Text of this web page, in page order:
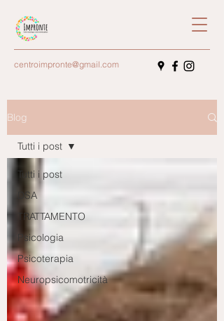
centroimpronte@gmail.com
Blog
Tutti i post
DSA
TRATTAMENTO
Psicologia
Psicoterapia
Neuropsicomotricità
Tutti i post